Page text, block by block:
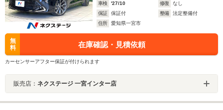
車検
'27/10 修復
なし
保証
保証付 整備
法定整備付
住所
愛知県一宮市
無
料
在庫確認・見積依頼
カーセンサーアフター保証が付けられます
販売店： ネクステージ 一宮インター店